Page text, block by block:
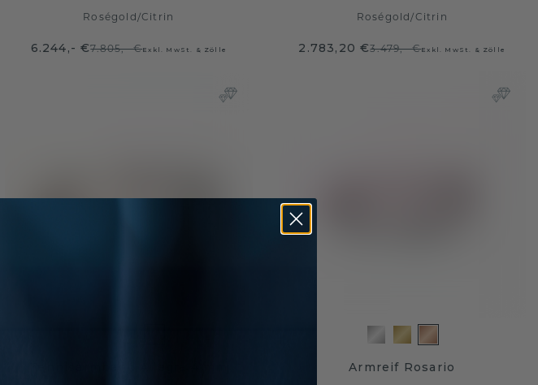
Roségold/Citrin
6.244,- €7.805,- €Exkl. MwSt. & Zölle
Roségold/Citrin
2.783,20 €3.479,- €Exkl. MwSt. & Zölle
Armreif Rosario